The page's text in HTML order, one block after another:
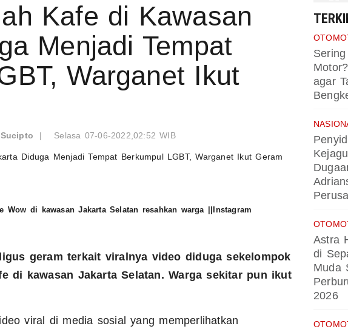
Kafe di Kawasan
Menjadi Tempat
Warganet Ikut
| Selasa 07-06-2022,02:52 WIB
Wow di kawasan Jakarta Selatan resahkan warga ||Instagram
geram terkait viralnya video diduga sekelompok
di kawasan Jakarta Selatan. Warga sekitar pun ikut
viral di media sosial yang memperlihatkan
agar
Astra
di
Muda
2026